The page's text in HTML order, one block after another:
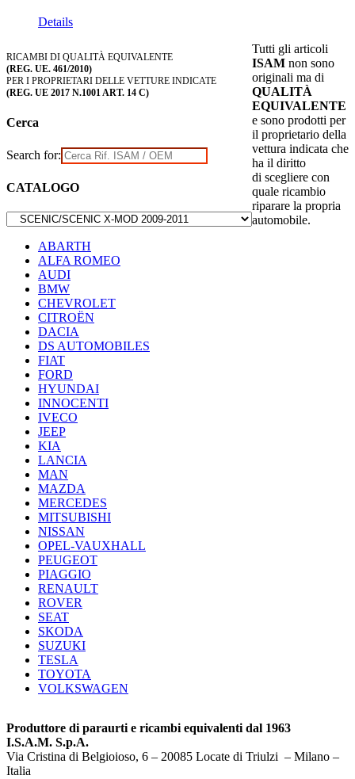
Details
RICAMBI DI QUALITÀ EQUIVALENTE
(REG. UE. 461/2010)
PER I PROPRIETARI DELLE VETTURE INDICATE
(REG. UE 2017 N.1001 ART. 14 C)
Cerca
Search for:
CATALOGO
ABARTH
ALFA ROMEO
AUDI
BMW
CHEVROLET
CITROËN
DACIA
DS AUTOMOBILES
FIAT
FORD
HYUNDAI
INNOCENTI
IVECO
JEEP
KIA
LANCIA
MAN
MAZDA
MERCEDES
MITSUBISHI
NISSAN
OPEL-VAUXHALL
PEUGEOT
PIAGGIO
RENAULT
ROVER
SEAT
SKODA
SUZUKI
TESLA
TOYOTA
VOLKSWAGEN
Tutti gli articoli
ISAM non sono
originali ma di
QUALITÀ
EQUIVALENTE
e sono prodotti per
il proprietario della
vettura indicata che
ha il diritto
di scegliere con
quale ricambio
riparare la propria
automobile.
Produttore di paraurti e ricambi equivalenti dal 1963
I.S.A.M. S.p.A.
Via Cristina di Belgioioso, 6 – 20085 Locate di Triulzi – Milano –
Italia